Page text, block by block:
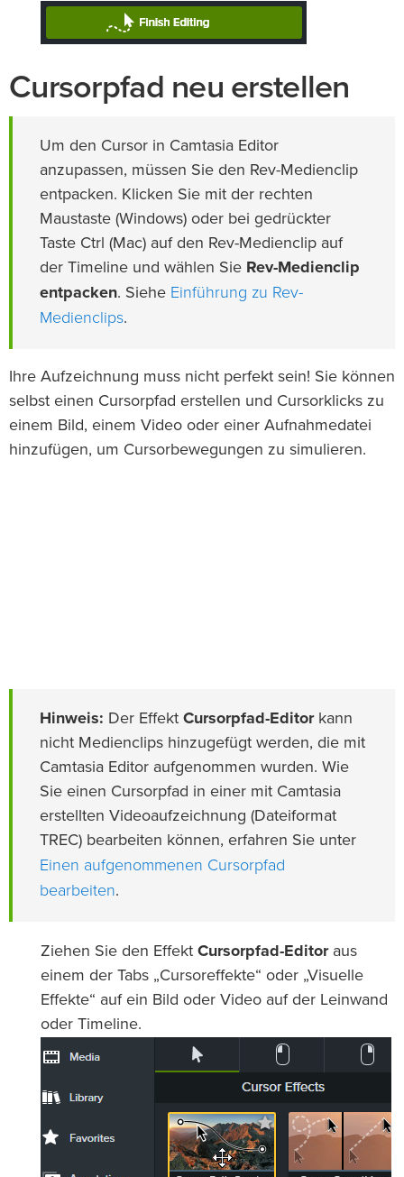
Cursorpfad neu erstellen
Um den Cursor in Camtasia Editor
anzupassen, müssen Sie den Rev-Medienclip
entpacken. Klicken Sie mit der rechten
Maustaste (Windows) oder bei gedrückter
Taste Ctrl (Mac) auf den Rev-Medienclip auf
der Timeline und wählen Sie Rev-Medienclip
entpacken. Siehe Einführung zu Rev-
Medienclips.
Ihre Aufzeichnung muss nicht perfekt sein! Sie können
selbst einen Cursorpfad erstellen und Cursorklicks zu
einem Bild, einem Video oder einer Aufnahmedatei
hinzufügen, um Cursorbewegungen zu simulieren.
Hinweis: Der Effekt Cursorpfad-Editorkann
nicht Medienclips hinzugefügt werden, die mit
Camtasia Editor aufgenommen wurden. Wie
Sie einen Cursorpfad in einer mit Camtasia
erstellten Videoaufzeichnung (Dateiformat
TREC) bearbeiten können, erfahren Sie unter
Einen aufgenommenen Cursorpfad
bearbeiten.
Ziehen Sie den Effekt Cursorpfad-Editoraus
einem der Tabs „Cursoreffekte“ oder „Visuelle
Effekte“ auf ein Bild oder Video auf der Leinwand
oder Timeline.